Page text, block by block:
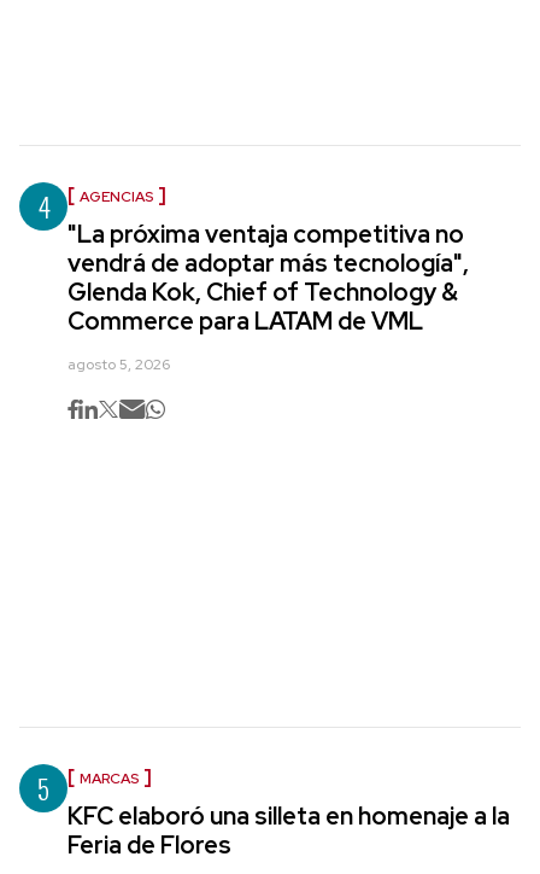
4 AGENCIAS
"La próxima ventaja competitiva no
vendrá de adoptar más tecnología",
Glenda Kok, Chief of Technology &
Commerce para LATAM de VML
agosto 5, 2026
5 MARCAS
KFC elaboró una silleta en homenaje a la
Feria de Flores